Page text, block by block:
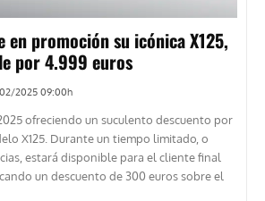
en promoción su icónica X125,
por 4.999 euros
2025 09:00h
ofreciendo un suculento descuento por
X125. Durante un tiempo limitado, o
estará disponible para el cliente final
un descuento de 300 euros sobre el